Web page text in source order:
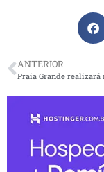
ANTERIOR